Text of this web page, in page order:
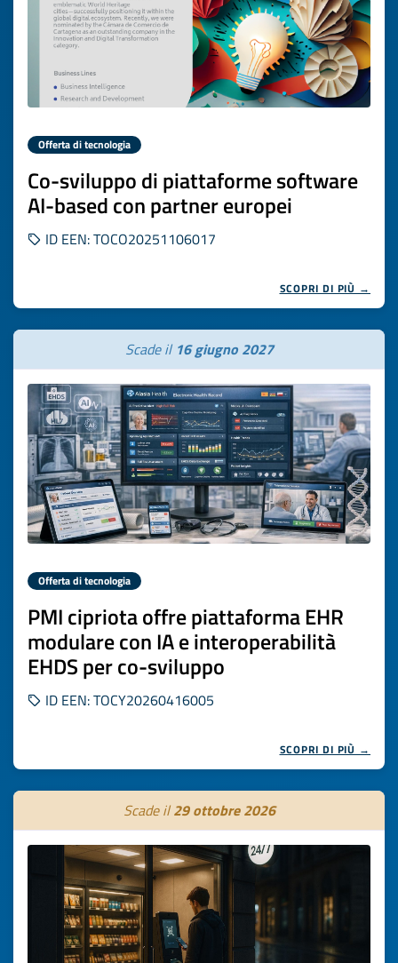
Offerta di tecnologia
Co-sviluppo di piattaforme software
AI-based con partner europei
ID EEN: TOCO20251106017
SCOPRI DI PIÙ →
Scade il 16 giugno 2027
Offerta di tecnologia
PMI cipriota offre piattaforma EHR
modulare con IA e interoperabilità
EHDS per co-sviluppo
ID EEN: TOCY20260416005
SCOPRI DI PIÙ →
Scade il29 ottobre 2026